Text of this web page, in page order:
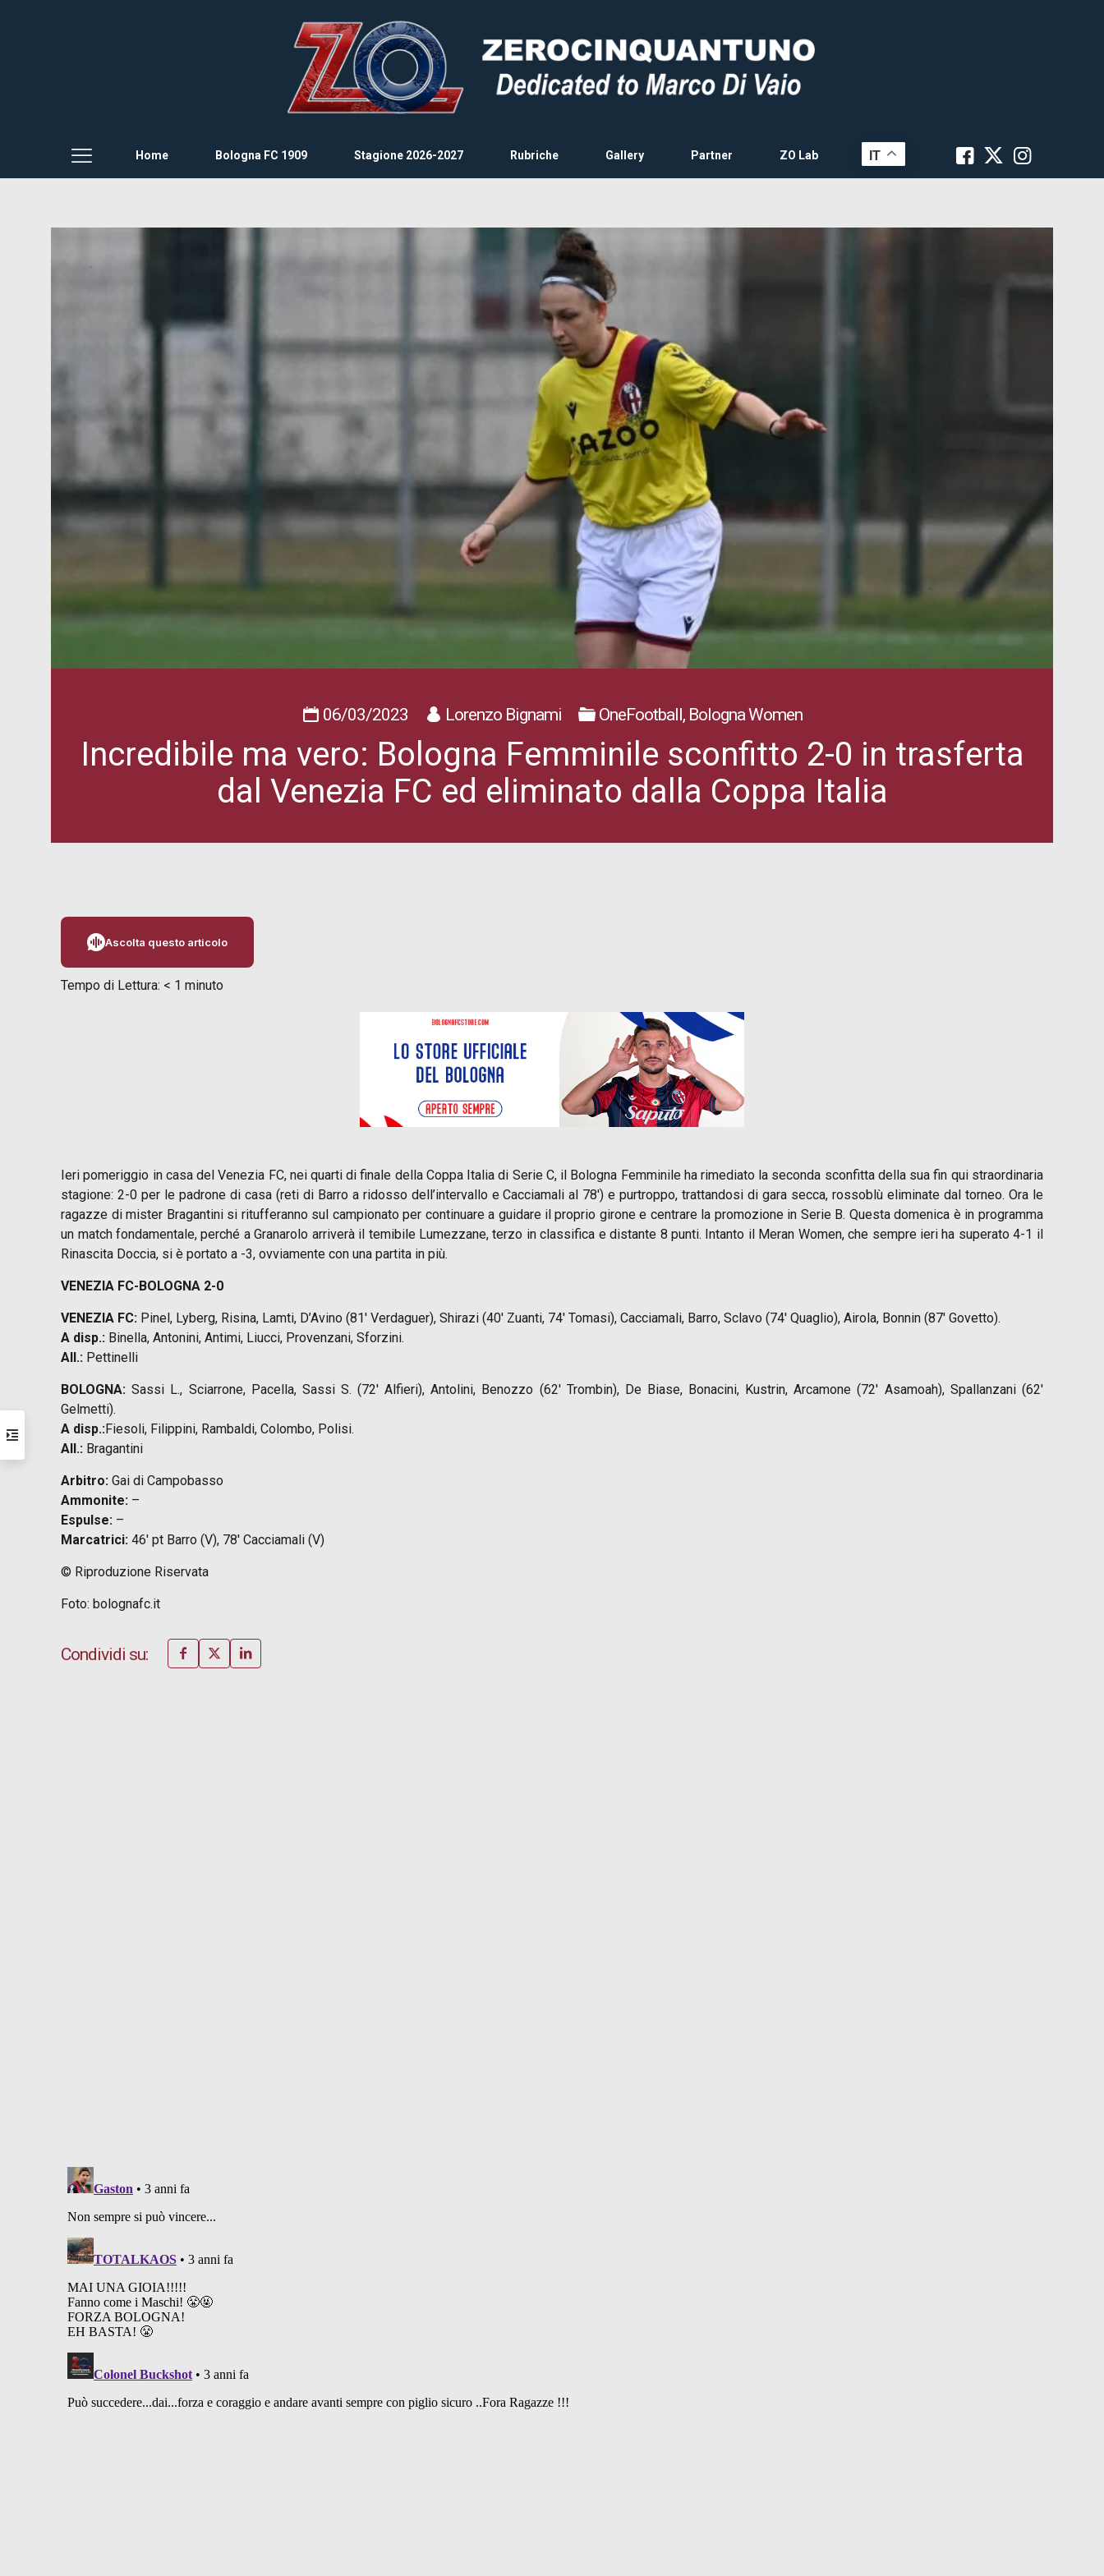
Home Bologna FC 1909 Stagione 2026-2027 Rubriche Gallery Partner ZO Lab IT
06/03/2023 Lorenzo Bignami OneFootball, Bologna Women
Incredibile ma vero: Bologna Femminile sconfitto 2-0 in trasferta
dal Venezia FC ed eliminato dalla Coppa Italia
Ascolta questo articolo
Tempo di Lettura: < 1 minuto
Ieri pomeriggio in casa del Venezia FC, nei quarti di finale della Coppa Italia di Serie C, il Bologna Femminile ha rimediato la seconda sconfitta della sua fin qui straordinaria
stagione: 2-0 per le padrone di casa (reti di Barro a ridosso dell’intervallo e Cacciamali al 78′) e purtroppo, trattandosi di gara secca, rossoblù eliminate dal torneo. Ora le
ragazze di mister Bragantini si ritufferanno sul campionato per continuare a guidare il proprio girone e centrare la promozione in Serie B. Questa domenica è in programma
un match fondamentale, perché a Granarolo arriverà il temibile Lumezzane, terzo in classifica e distante 8 punti. Intanto il Meran Women, che sempre ieri ha superato 4-1 il
Rinascita Doccia, si è portato a -3, ovviamente con una partita in più.
VENEZIA FC-BOLOGNA 2-0
VENEZIA FC: Pinel, Lyberg, Risina, Lamti, D’Avino (81′ Verdaguer), Shirazi (40′ Zuanti, 74′ Tomasi), Cacciamali, Barro, Sclavo (74′ Quaglio), Airola, Bonnin (87′ Govetto).
A disp.: Binella, Antonini, Antimi, Liucci, Provenzani, Sforzini.
All.: Pettinelli
BOLOGNA: Sassi L., Sciarrone, Pacella, Sassi S. (72′ Alfieri), Antolini, Benozzo (62′ Trombin), De Biase, Bonacini, Kustrin, Arcamone (72′ Asamoah), Spallanzani (62′
Gelmetti).
A disp.:Fiesoli, Filippini, Rambaldi, Colombo, Polisi.
All.: Bragantini
Arbitro: Gai di Campobasso
Ammonite: –
Espulse: –
Marcatrici:46′ pt Barro (V), 78′ Cacciamali (V)
© Riproduzione Riservata
Foto: bolognafc.it
Condividi su: